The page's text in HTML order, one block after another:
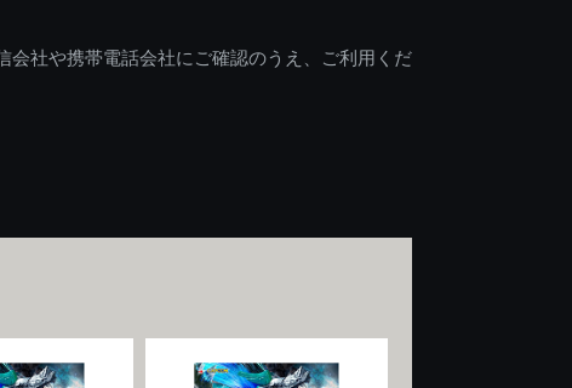
会社や携帯電話会社にご確認のうえ、ご利用くだ